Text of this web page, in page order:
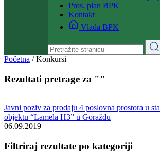
Licence
Licence za
Pros. plan BPK
Kontakt
Vlada BPK
Konkursi
Rezultati pretrage za ""